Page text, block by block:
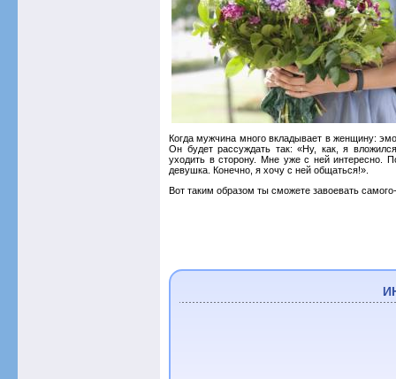
Когда мужчина много вкладывает в женщину:
Он будет рассуждать так: «Ну, как, я
уходить в сторону. Мне уже с ней интересно.
девушка. Конечно, я хочу с ней общаться!».
Вот таким образом ты сможете завоевать